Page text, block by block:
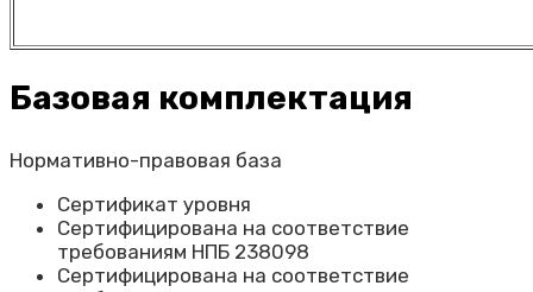
Базовая комплектация
Нормативно-правовая база
Сертификат уровня
Сертифицирована на соответствие
требованиям НПБ 238098
Сертифицирована на соответствие